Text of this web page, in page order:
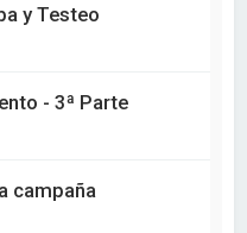
y Testeo
- 3ª Parte
campaña